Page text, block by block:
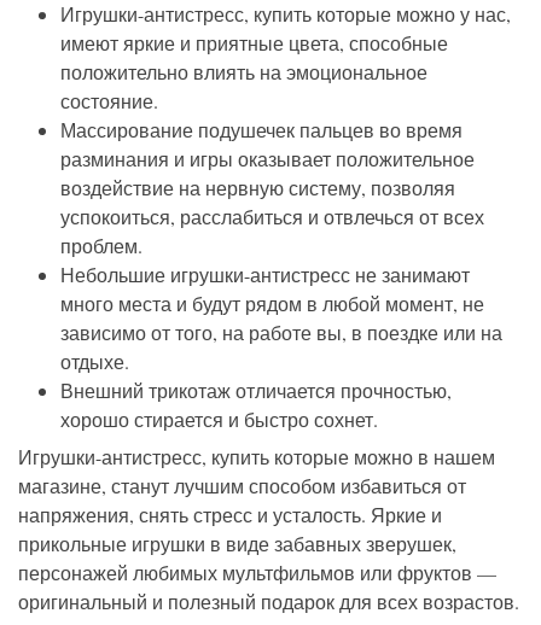
Игрушки-антистресс, купить которые можно у нас,
имеют яркие и приятные цвета, способные
положительно влиять на эмоциональное
состояние.
Массирование подушечек пальцев во время
разминания и игры оказывает положительное
воздействие на нервную систему, позволяя
успокоиться, расслабиться и отвлечься от всех
проблем.
Небольшие игрушки-антистресс не занимают
много места и будут рядом в любой момент, не
зависимо от того, на работе вы, в поездке или на
отдыхе.
Внешний трикотаж отличается прочностью,
хорошо стирается и быстро сохнет.
Игрушки-антистресс, купить которые можно в нашем
магазине, станут лучшим способом избавиться от
напряжения, снять стресс и усталость. Яркие и
прикольные игрушки в виде забавных зверушек,
персонажей любимых мультфильмов или фруктов —
оригинальный и полезный подарок для всех возрастов.